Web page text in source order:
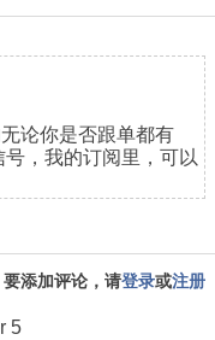
论你是否跟单都有
，我的订阅里，可以
要添加评论，请登录或注册
5